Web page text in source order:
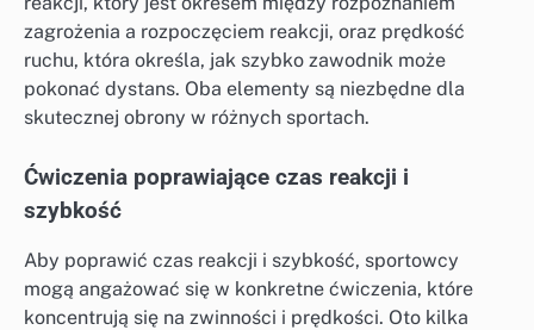
zagrożenia a rozpoczęciem reakcji, oraz prędkość
ruchu, która określa, jak szybko zawodnik może
pokonać dystans. Oba elementy są niezbędne dla
skutecznej obrony w różnych sportach.
Ćwiczenia poprawiające czas reakcji i
szybkość
Aby poprawić czas reakcji i szybkość, sportowcy
mogą angażować się w konkretne ćwiczenia, które
koncentrują się na zwinności i prędkości. Oto kilka